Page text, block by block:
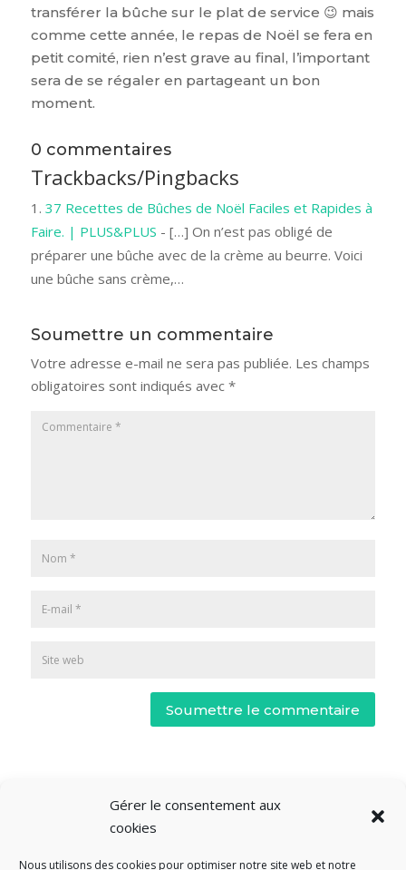
Gérer le consentement aux
cookies
Nous utilisons des cookies pour optimiser notre site web et notre
transférer la bûche sur le plat de service 😉 mais
comme cette année, le repas de Noël se fera en
petit comité, rien n’est grave au final, l’important
sera de se régaler en partageant un bon
moment.
0 commentaires
Trackbacks/Pingbacks
37 Recettes de Bûches de Noël Faciles et Rapides à
Faire. | PLUS&PLUS - […] On n’est pas obligé de
préparer une bûche avec de la crème au beurre. Voici
une bûche sans crème,…
Soumettre un commentaire
Votre adresse e-mail ne sera pas publiée. Les champs
obligatoires sont indiqués avec *
Soumettre le commentaire